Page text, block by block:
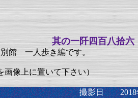
其の一阡四百八拾六
館 一人歩き編です。
像上に置いて下さい）
撮影日 2018